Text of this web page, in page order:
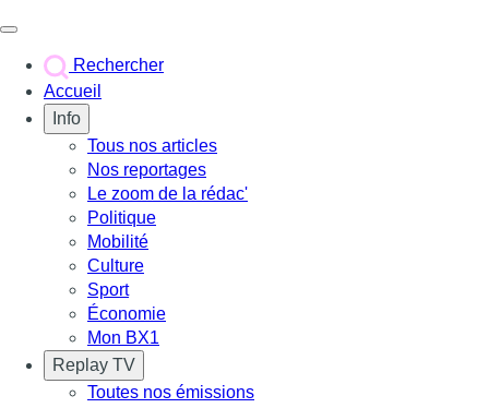
Rechercher
Accueil
Info
Tous nos articles
Nos reportages
Le zoom de la rédac'
Politique
Mobilité
Culture
Sport
Économie
Mon BX1
Replay TV
Toutes nos émissions